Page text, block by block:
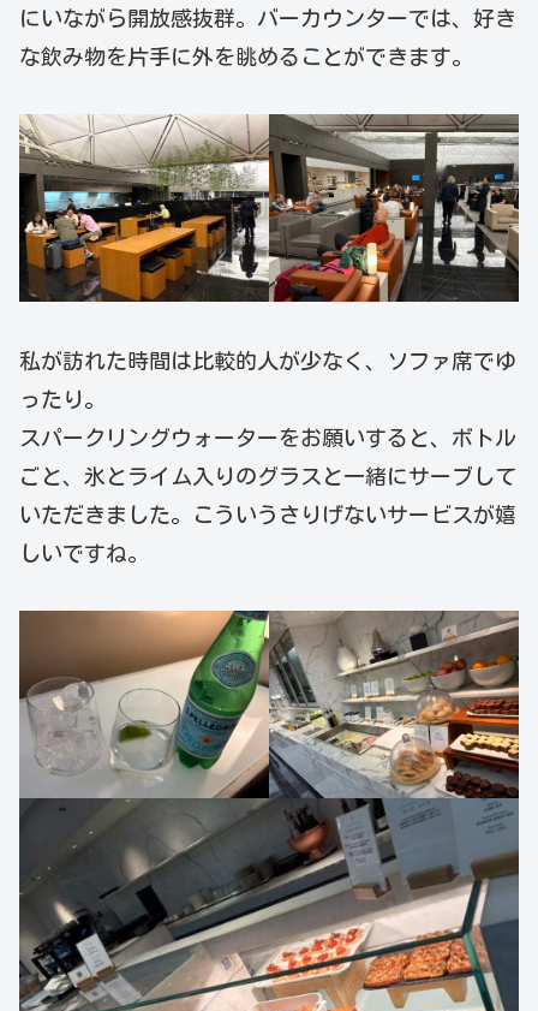
にいながら開放感抜群。バーカウンターでは、好き
な飲み物を片手に外を眺めることができます。
私が訪れた時間は比較的人が少なく、ソファ席でゆ
ったり。
スパークリングウォーターをお願いすると、ボトル
ごと、氷とライム入りのグラスと一緒にサーブして
いただきました。こういうさりげないサービスが嬉
しいですね。